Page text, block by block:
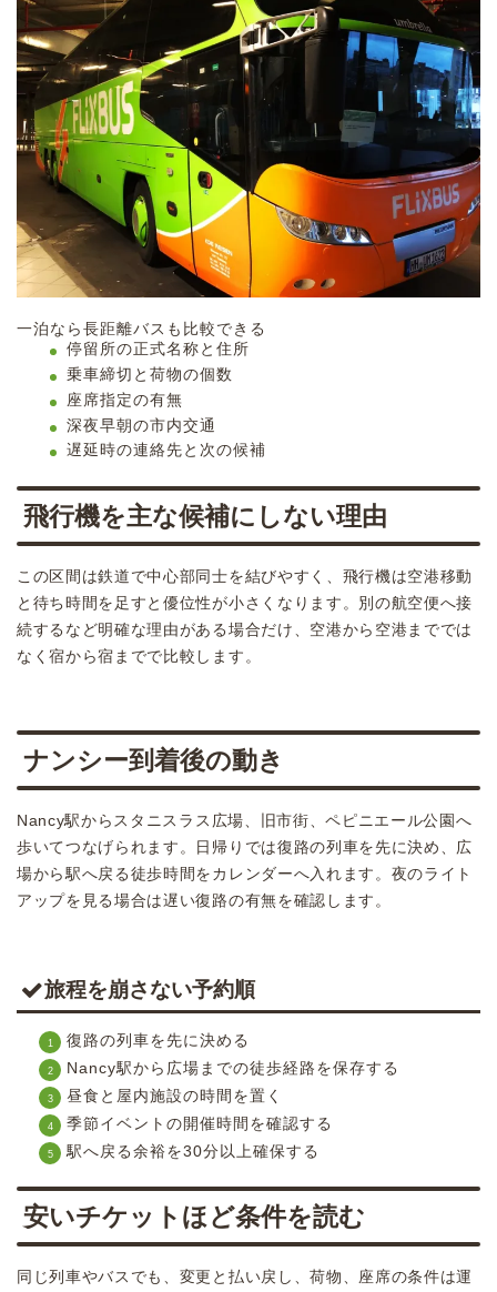
一泊なら長距離バスも比較できる
停留所の正式名称と住所
乗車締切と荷物の個数
座席指定の有無
深夜早朝の市内交通
遅延時の連絡先と次の候補
飛行機を主な候補にしない理由
この区間は鉄道で中心部同士を結びやすく、飛行機は空港移動
と待ち時間を足すと優位性が小さくなります。別の航空便へ接
続するなど明確な理由がある場合だけ、空港から空港まででは
なく宿から宿までで比較します。
ナンシー到着後の動き
Nancy駅からスタニスラス広場、旧市街、ペピニエール公園へ
歩いてつなげられます。日帰りでは復路の列車を先に決め、広
場から駅へ戻る徒歩時間をカレンダーへ入れます。夜のライト
アップを見る場合は遅い復路の有無を確認します。
旅程を崩さない予約順
復路の列車を先に決める
Nancy駅から広場までの徒歩経路を保存する
昼食と屋内施設の時間を置く
季節イベントの開催時間を確認する
駅へ戻る余裕を30分以上確保する
安いチケットほど条件を読む
同じ列車やバスでも、変更と払い戻し、荷物、座席の条件は運